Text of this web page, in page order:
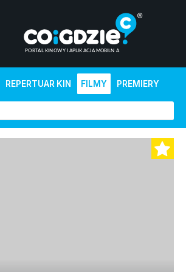
REPERTUAR KIN FILMY PREMIERY